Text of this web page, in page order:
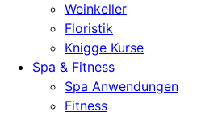
Weinkeller
Floristik
Knigge Kurse
Spa & Fitness
Spa Anwendungen
Fitness